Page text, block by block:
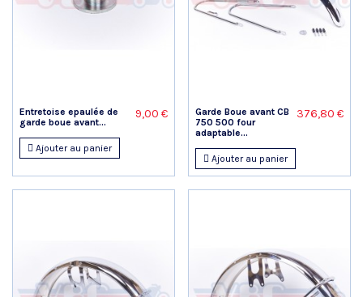
Entretoise epaulée de
garde boue avant...
9,00 €
Ajouter au panier
Garde Boue avant CB
750 500 four
adaptable...
376,80 €
Ajouter au panier